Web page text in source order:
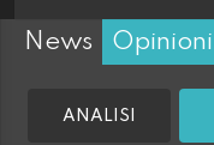
News Opinioni
ANALISI